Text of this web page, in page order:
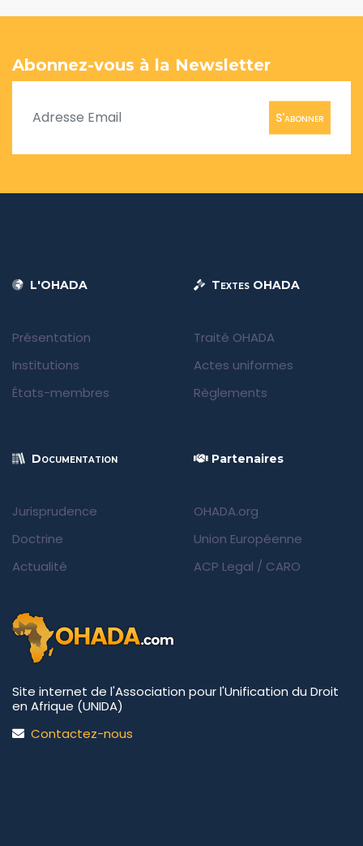
Abonnez-vous à la Newsletter
S'abonner
L'OHADA
Présentation
Institutions
États-membres
Textes OHADA
Traité OHADA
Actes uniformes
Règlements
Documentation
Jurisprudence
Doctrine
Actualité
Partenaires
OHADA.org
Union Européenne
ACP Legal / CARO
Site internet de l'Association pour l'Unification du Droit
en Afrique (UNIDA)
Contactez-nous